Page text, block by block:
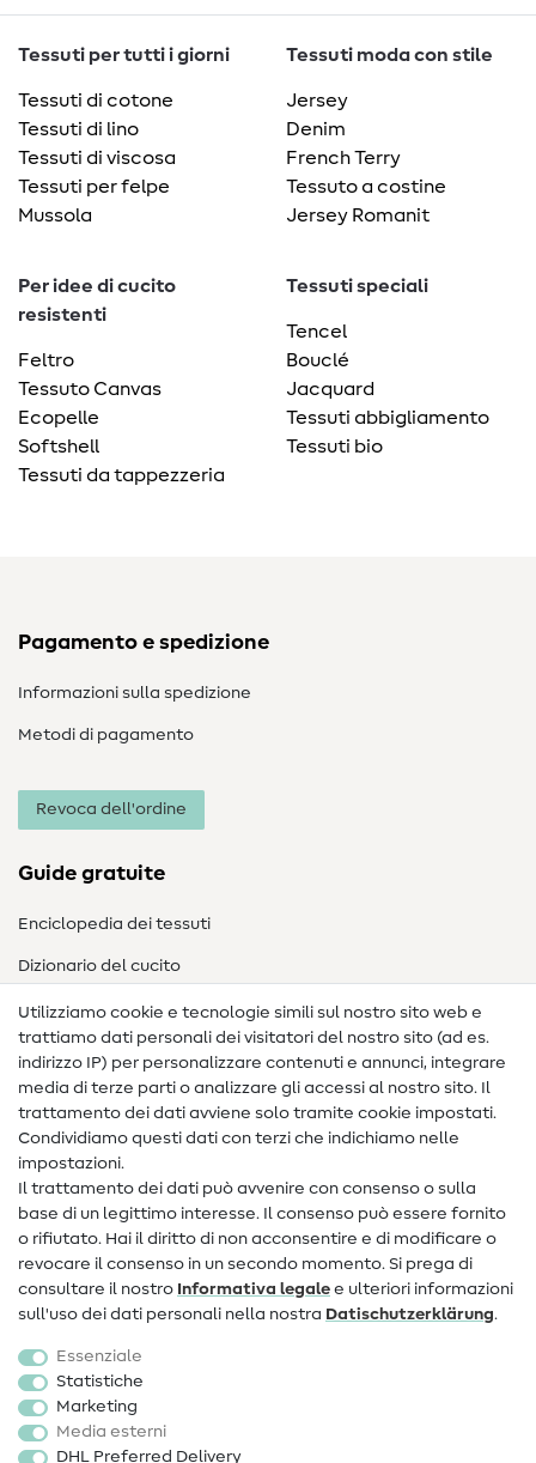
Tessuti per tutti i giorni
Tessuti di cotone
Tessuti di lino
Tessuti di viscosa
Tessuti per felpe
Mussola
Tessuti moda con stile
Jersey
Denim
French Terry
Tessuto a costine
Jersey Romanit
Per idee di cucito
resistenti
Feltro
Tessuto Canvas
Ecopelle
Softshell
Tessuti da tappezzeria
Tessuti speciali
Tencel
Bouclé
Jacquard
Tessuti abbigliamento
Tessuti bio
Pagamento e spedizione
Informazioni sulla spedizione
Metodi di pagamento
Revoca dell'ordine
Guide gratuite
Enciclopedia dei tessuti
Dizionario del cucito
Nähanleitungen
Assistenza e contatto
Contatto
Informazioni sul nuovo proprietario
FAQ
Diritto di recesso
Popolare
Accessori cucito
Sale
Utilizziamo cookie e tecnologie simili sul nostro sito web e
trattiamo dati personali dei visitatori del nostro sito (ad es.
indirizzo IP) per personalizzare contenuti e annunci, integrare
media di terze parti o analizzare gli accessi al nostro sito. Il
trattamento dei dati avviene solo tramite cookie impostati.
Condividiamo questi dati con terzi che indichiamo nelle
impostazioni.
Il trattamento dei dati può avvenire con consenso o sulla
base di un legittimo interesse. Il consenso può essere fornito
o rifiutato. Hai il diritto di non acconsentire e di modificare o
revocare il consenso in un secondo momento. Si prega di
consultare il nostro Informativa legale e ulteriori informazioni
sull'uso dei dati personali nella nostra Dati­schutz­erklärung.
Essenziale
Statistiche
Marketing
Media esterni
DHL Preferred Delivery